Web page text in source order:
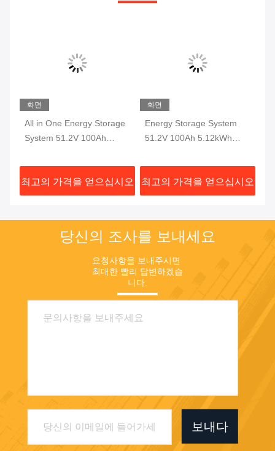
화면
All in One Energy Storage
System 51.2V 100Ah
Battery Pack for Home
Backup
최고의 가격을 얻으십시오
화면
Energy Storage System
51.2V 100Ah 5.12kWh
Wall Mount All in One
최고의 가격을 얻으십시오
당신의 조사를 보내세요
요청사항을 보내주시면
최대한 빨리 답변하겠습
니다.
보내다